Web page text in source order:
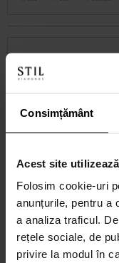
Consimțământ
Acest site
Folosim cookie-uri
anunțurile, pentru a
a analiza traficul.
rețele sociale, de
privire la modul în